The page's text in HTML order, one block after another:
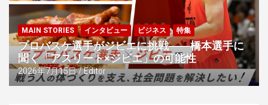
MAIN STORIES インタビュー ビジネス 特集
プロバスケ選手がジビエに挑戦――橋本選手に
聞く「アスリート×ジビエ」の可能性
2026年7月15日 Editor